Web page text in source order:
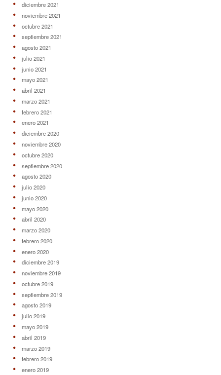
diciembre 2021
noviembre 2021
octubre 2021
septiembre 2021
agosto 2021
julio 2021
junio 2021
mayo 2021
abril 2021
marzo 2021
febrero 2021
enero 2021
diciembre 2020
noviembre 2020
octubre 2020
septiembre 2020
agosto 2020
julio 2020
junio 2020
mayo 2020
abril 2020
marzo 2020
febrero 2020
enero 2020
diciembre 2019
noviembre 2019
octubre 2019
septiembre 2019
agosto 2019
julio 2019
mayo 2019
abril 2019
marzo 2019
febrero 2019
enero 2019